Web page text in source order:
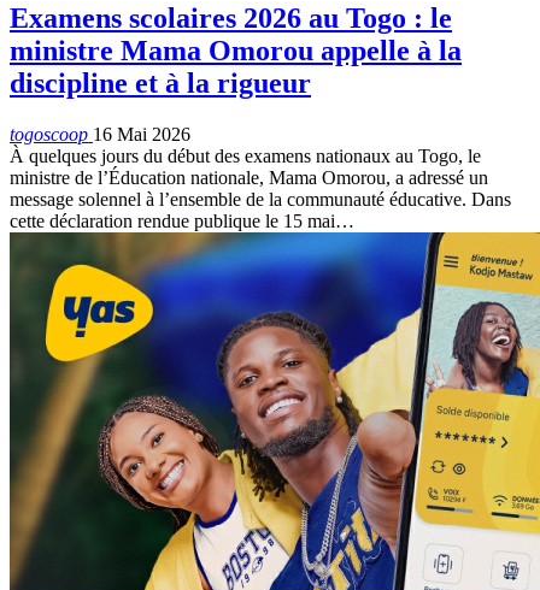
Examens scolaires 2026 au Togo : le
ministre Mama Omorou appelle à la
discipline et à la rigueur
togoscoop 16 Mai 2026
À quelques jours du début des examens nationaux au Togo, le
ministre de l’Éducation nationale, Mama Omorou, a adressé un
message solennel à l’ensemble de la communauté éducative. Dans
cette déclaration rendue publique le 15 mai…